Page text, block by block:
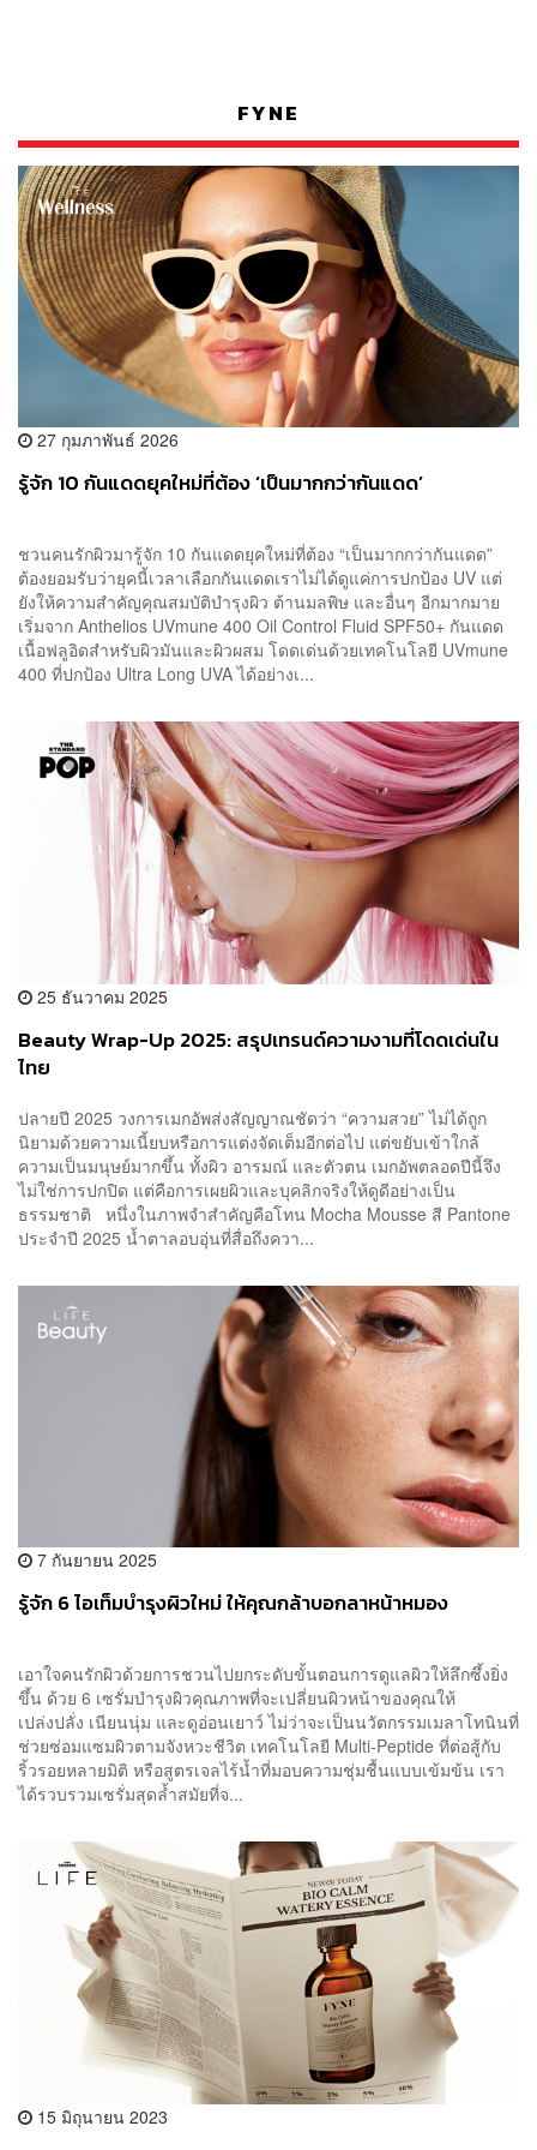
FYNE
27 กุมภาพันธ์ 2026
รู้จัก 10 กันแดดยุคใหม่ที่ต้อง ‘เป็นมากกว่ากันแดด’
ชวนคนรักผิวมารู้จัก 10 กันแดดยุคใหม่ที่ต้อง “เป็นมากกว่ากันแดด”
ต้องยอมรับว่ายุคนี้เวลาเลือกกันแดดเราไม่ได้ดูแค่การปกป้อง UV แต่
ยังให้ความสำคัญคุณสมบัติบำรุงผิว ต้านมลพิษ และอื่นๆ อีกมากมาย
เริ่มจาก Anthelios UVmune 400 Oil Control Fluid SPF50+ กันแดด
เนื้อฟลูอิดสำหรับผิวมันและผิวผสม โดดเด่นด้วยเทคโนโลยี UVmune
400 ที่ปกป้อง Ultra Long UVA ได้อย่างเ...
25 ธันวาคม 2025
Beauty Wrap-Up 2025: สรุปเทรนด์ความงามที่โดดเด่นใน
ไทย
ปลายปี 2025 วงการเมกอัพส่งสัญญาณชัดว่า “ความสวย” ไม่ได้ถูก
นิยามด้วยความเนี้ยบหรือการแต่งจัดเต็มอีกต่อไป แต่ขยับเข้าใกล้
ความเป็นมนุษย์มากขึ้น ทั้งผิว อารมณ์ และตัวตน เมกอัพตลอดปีนี้จึง
ไม่ใช่การปกปิด แต่คือการเผยผิวและบุคลิกจริงให้ดูดีอย่างเป็น
ธรรมชาติ หนึ่งในภาพจำสำคัญคือโทน Mocha Mousse สี Pantone
ประจำปี 2025 น้ำตาลอบอุ่นที่สื่อถึงควา...
7 กันยายน 2025
รู้จัก 6 ไอเท็มบำรุงผิวใหม่ ให้คุณกล้าบอกลาหน้าหมอง
เอาใจคนรักผิวด้วยการชวนไปยกระดับขั้นตอนการดูแลผิวให้ลึกซึ้งยิ่ง
ขึ้น ด้วย 6 เซรั่มบำรุงผิวคุณภาพที่จะเปลี่ยนผิวหน้าของคุณให้
เปล่งปลั่ง เนียนนุ่ม และดูอ่อนเยาว์ ไม่ว่าจะเป็นนวัตกรรมเมลาโทนินที่
ช่วยซ่อมแซมผิวตามจังหวะชีวิต เทคโนโลยี Multi-Peptide ที่ต่อสู้กับ
ริ้วรอยหลายมิติ หรือสูตรเจลไร้น้ำที่มอบความชุ่มชื้นแบบเข้มข้น เรา
ได้รวบรวมเซรั่มสุดล้ำสมัยที่จ...
15 มิถุนายน 2023